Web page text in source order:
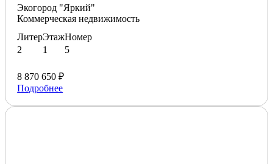
Экогород "Яркий"
Коммерческая недвижимость
Литер
2
Этаж
1
Номер
5
8 870 650 ₽
Подробнее